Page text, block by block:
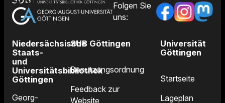
Folgen Sie
uns:
Niedersächsische
Staats-
und
Universitätsbibliothek
Göttingen
Georg-
SUB Göttingen
Benutzungsordnung
Feedback zur
Website
Universität
Göttingen
Startseite
Lageplan